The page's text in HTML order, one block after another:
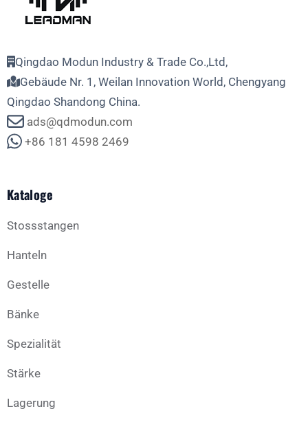
Qingdao Modun Industry & Trade Co.,Ltd,
Gebäude Nr. 1, Weilan Innovation World, Chengyang
Qingdao Shandong China.
ads@qdmodun.com
+86 181 4598 2469
Kataloge
Stossstangen
Hanteln
Gestelle
Bänke
Spezialität
Stärke
Lagerung